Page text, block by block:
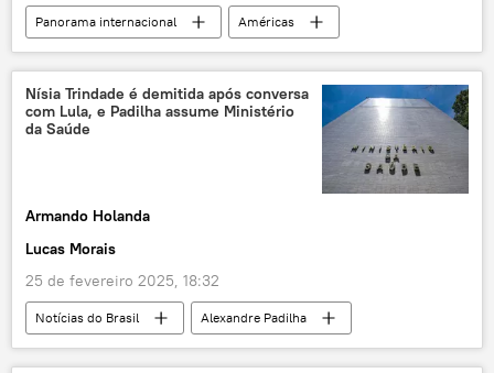
Panorama internacional
Américas
Brian Thompson
Brasil
Nova York
aplicativo
segurança privada
segurança pública
EUA
armas
Nísia Trindade é demitida após conversa
com Lula, e Padilha assume Ministério
da Saúde
Armando Holanda
Lucas Morais
25 de fevereiro 2025, 18:32
Notícias do Brasil
Alexandre Padilha
Ministério da Saúde
Nísia Trindade